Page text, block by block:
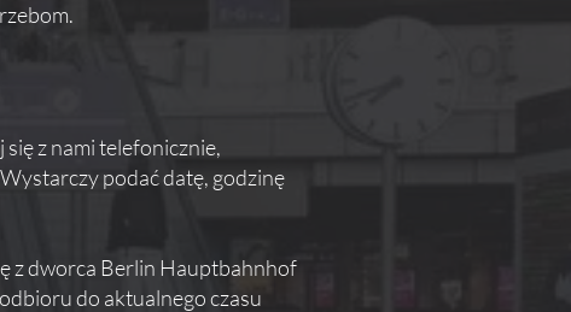
z nami telefonicznie,
podać datę, godzinę
z dworca Berlin Hauptbahnhof
do aktualnego czasu